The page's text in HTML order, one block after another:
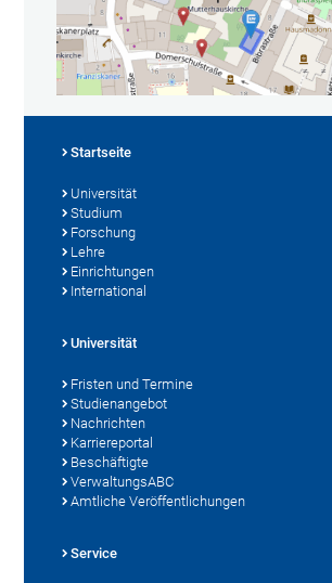
Startseite
Universität
Studium
Forschung
Lehre
Einrichtungen
International
Universität
Fristen und Termine
Studienangebot
Nachrichten
Karriereportal
Beschäftigte
VerwaltungsABC
Amtliche Veröffentlichungen
Service